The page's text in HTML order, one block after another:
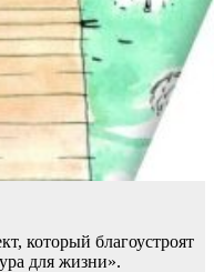
который благоустроят
для жизни».